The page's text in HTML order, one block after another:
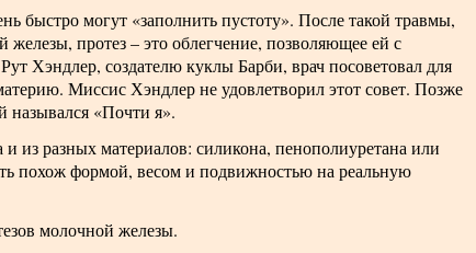
быстро могут «заполнить пустоту». После такой травмы,
протез – это облегчение, позволяющее ей с
Хэндлер, создателю куклы Барби, врач посоветовал для
Миссис Хэндлер не удовлетворил этот совет. Позже
назывался «Почти я».
из разных материалов: силикона, пенополиуретана или
похож формой, весом и подвижностью на реальную
молочной железы.